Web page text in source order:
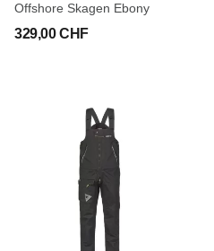
Offshore Skagen Ebony
329,00 CHF